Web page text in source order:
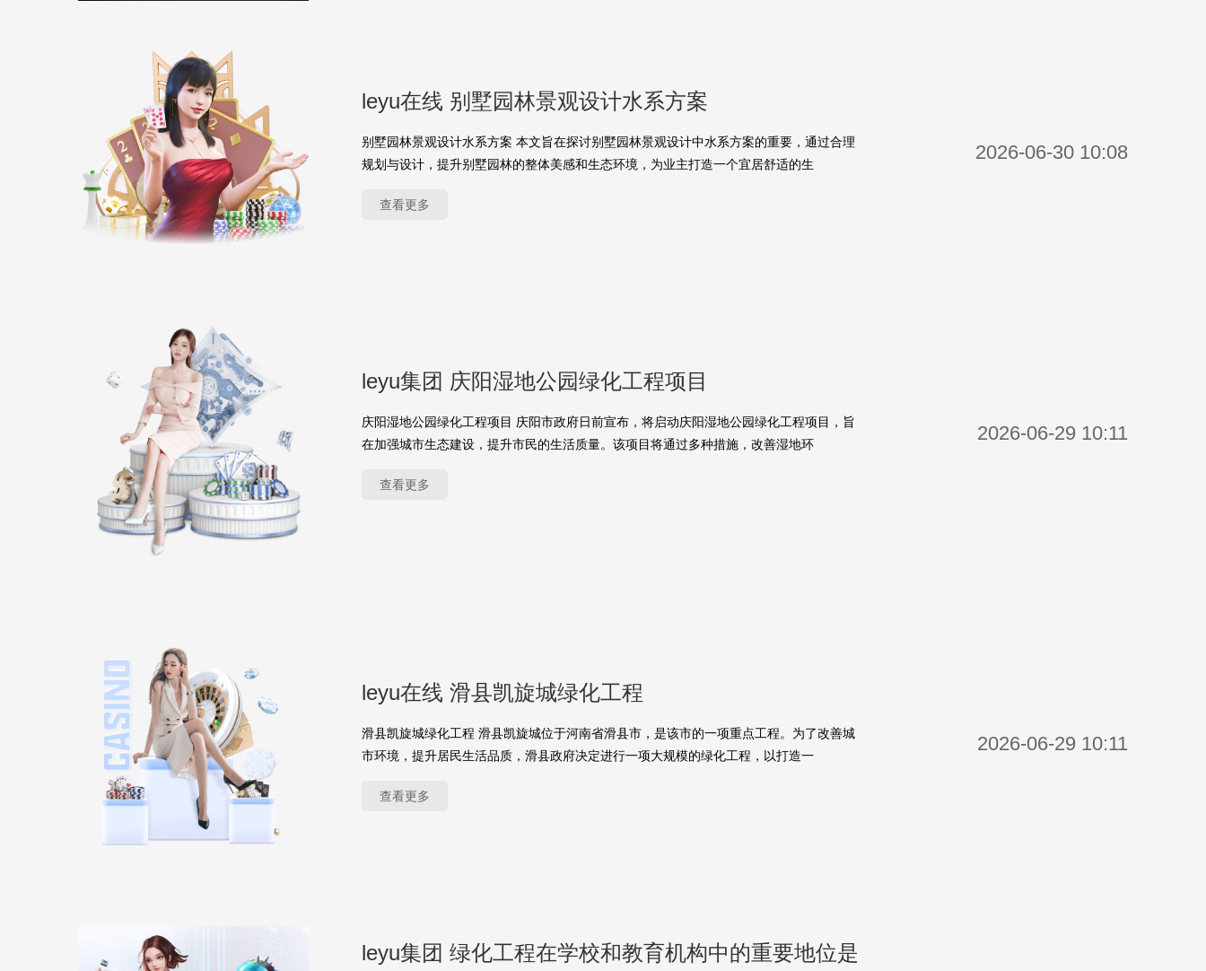
leyu在线 别墅园林景观设计水系方案
别墅园林景观设计水系方案 本文旨在探讨别墅园林景观设计中水系方案的重要，通过合理
规划与设计，提升别墅园林的整体美感和生态环境，为业主打造一个宜居舒适的生
查看更多
2026-06-30 10:08
leyu集团 庆阳湿地公园绿化工程项目
庆阳湿地公园绿化工程项目 庆阳市政府日前宣布，将启动庆阳湿地公园绿化工程项目，旨
在加强城市生态建设，提升市民的生活质量。该项目将通过多种措施，改善湿地环
查看更多
2026-06-29 10:11
leyu在线 滑县凯旋城绿化工程
滑县凯旋城绿化工程 滑县凯旋城位于河南省滑县市，是该市的一项重点工程。为了改善城
市环境，提升居民生活品质，滑县政府决定进行一项大规模的绿化工程，以打造一
查看更多
2026-06-29 10:11
leyu集团 绿化工程在学校和教育机构中的重要地位是